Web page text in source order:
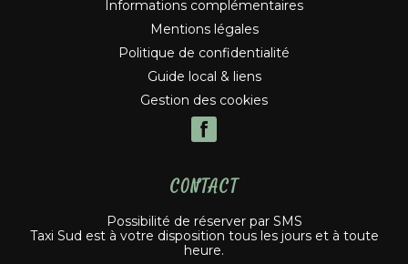
Informations complémentaires
Mentions légales
Politique de confidentialité
Guide local & liens
Gestion des cookies
CONTACT
Possibilité de réserver par SMS
Taxi Sud est à votre disposition tous les jours et à toute
heure.